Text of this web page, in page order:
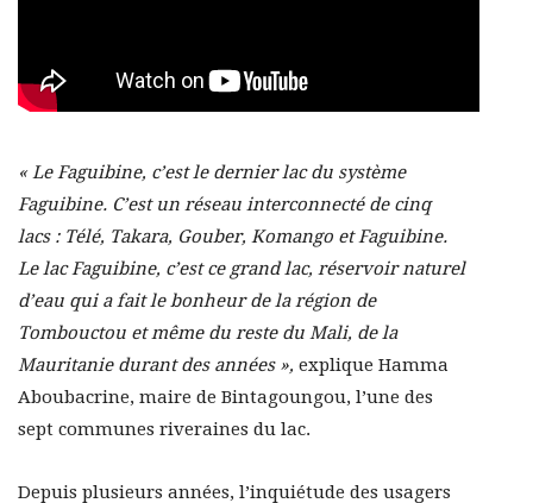
« Le Faguibine, c’est le dernier lac du système
Faguibine. C’est un réseau interconnecté de cinq
lacs : Télé, Takara, Gouber, Komango et Faguibine.
Le lac Faguibine, c’est ce grand lac, réservoir naturel
d’eau qui a fait le bonheur de la région de
Tombouctou et même du reste du Mali, de la
Mauritanie durant des années », explique Hamma
Aboubacrine, maire de Bintagoungou, l’une des
sept communes riveraines du lac.
Depuis plusieurs années, l’inquiétude des usagers